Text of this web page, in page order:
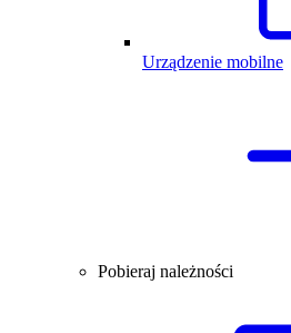
Urządzenie mobilne
Pobieraj należności